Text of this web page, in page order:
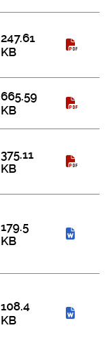
247.61
KB
665.59
KB
375.11
KB
179.5
KB
108.4
KB